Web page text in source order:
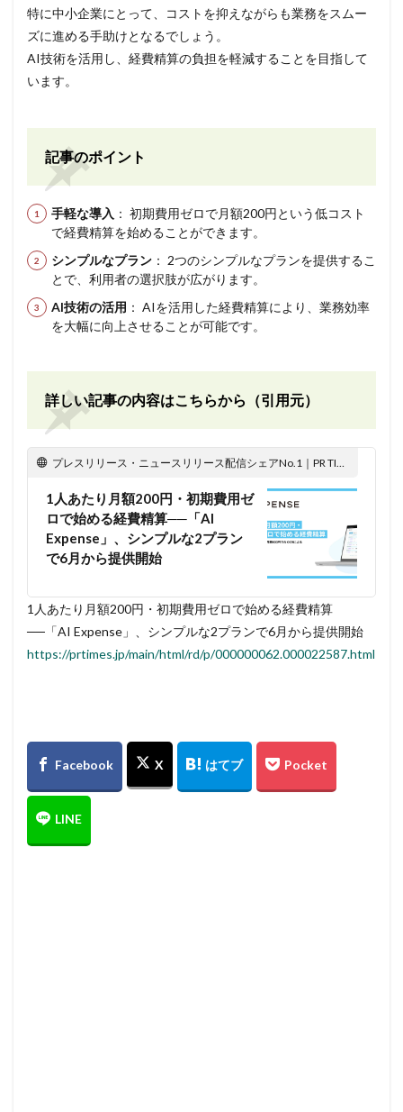
特に中小企業にとって、コストを抑えながらも業務をスムー
ズに進める手助けとなるでしょう。
AI技術を活用し、経費精算の負担を軽減することを目指して
います。
記事のポイント
手軽な導入 ： 初期費用ゼロで月額200円という低コスト
で経費精算を始めることができます。
シンプルなプラン ： 2つのシンプルなプランを提供するこ
とで、利用者の選択肢が広がります。
AI技術の活用 ： AIを活用した経費精算により、業務効率
を大幅に向上させることが可能です。
詳しい記事の内容はこちらから（引用元）
プレスリリース・ニュースリリース配信シェアNo.1｜PR TIMES
1人あたり月額200円・初期費用ゼ
ロで始める経費精算──「AI
Expense」、シンプルな2プラン
で6月から提供開始
1人あたり月額200円・初期費用ゼロで始める経費精算
──「AI Expense」、シンプルな2プランで6月から提供開始
https://prtimes.jp/main/html/rd/p/000000062.000022587.html